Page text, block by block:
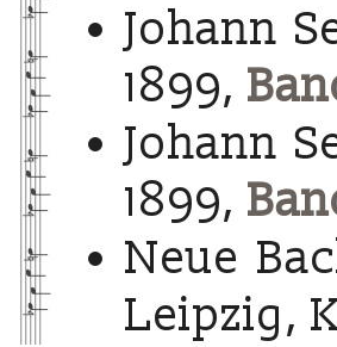
Johann
1899,
Johann
1899,
Neue
Leipzig,